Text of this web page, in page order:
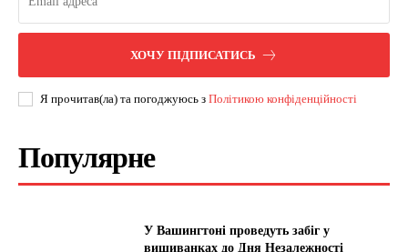
ХОЧУ ПІДПИСАТИСЬ
Я прочитав(ла) та погоджуюсь з Політикою конфіденційності
Популярне
У Вашингтоні проведуть забіг у
вишиванках до Дня Незалежності